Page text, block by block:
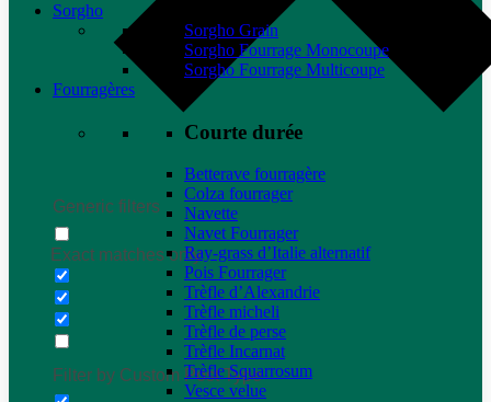
Generic filters
Exact matches only
Filter by Custom Post Type
Sorgho
Sorgho Grain
Sorgho Fourrage Monocoupe
Sorgho Fourrage Multicoupe
Fourragères
Courte durée
Betterave fourragère
Colza fourrager
Navette
Navet Fourrager
Ray-grass d’Italie alternatif
Pois Fourrager
Trèfle d’Alexandrie
Trèfle micheli
Trèfle de perse
Trèfle Incarnat
Trèfle Squarrosum
Vesce velue